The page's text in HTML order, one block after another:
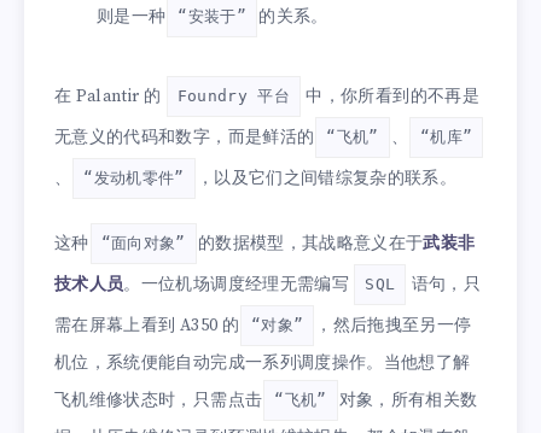
则是一种 “安装于” 的关系。
在 Palantir 的 Foundry 平台
中，你所看到的不再是
无意义的代码和数字，而是鲜活的
“飞机” 、 “机库”
、 “发动机零件” ，以及它们之间错综复杂的联系。
这种 “面向对象” 的数据模型，其战略意义在于武装非
技术人员。一位机场调度经理无需编写 SQL
语句，只
需在屏幕上看到 A350 的
“对象”
，然后拖拽至另一停
机位，系统便能自动完成一系列调度操作。当他想了解
飞机维修状态时，只需点击
“飞机”
对象，所有相关数